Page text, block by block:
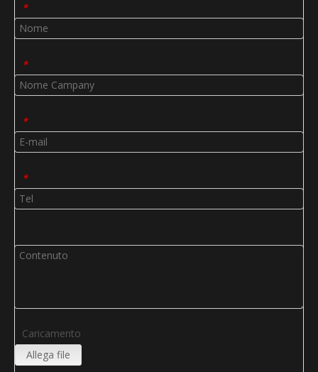
*
*
*
*
Caricamento
Allega file